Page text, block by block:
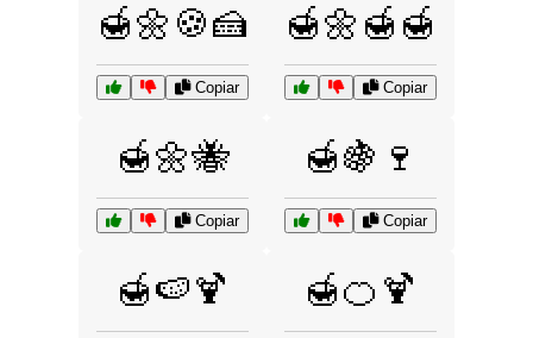
🍯🌼🍪🍰
Copiar
🍯🌼🍯🍯
Copiar
🍯🌼🐝
Copiar
🍯🍇🍷
Copiar
🍯🍉🍹 🍯🍊🍹